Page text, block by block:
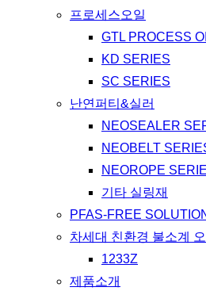
프로세스오일
GTL PROCESS
KD SERIES
SC SERIES
난연퍼티&실러
NEOSEALER
NEOBELT
NEOROPE
기타 실링재
PFAS-FREE
차세대 친환경 불소계
1233Z
제품소개